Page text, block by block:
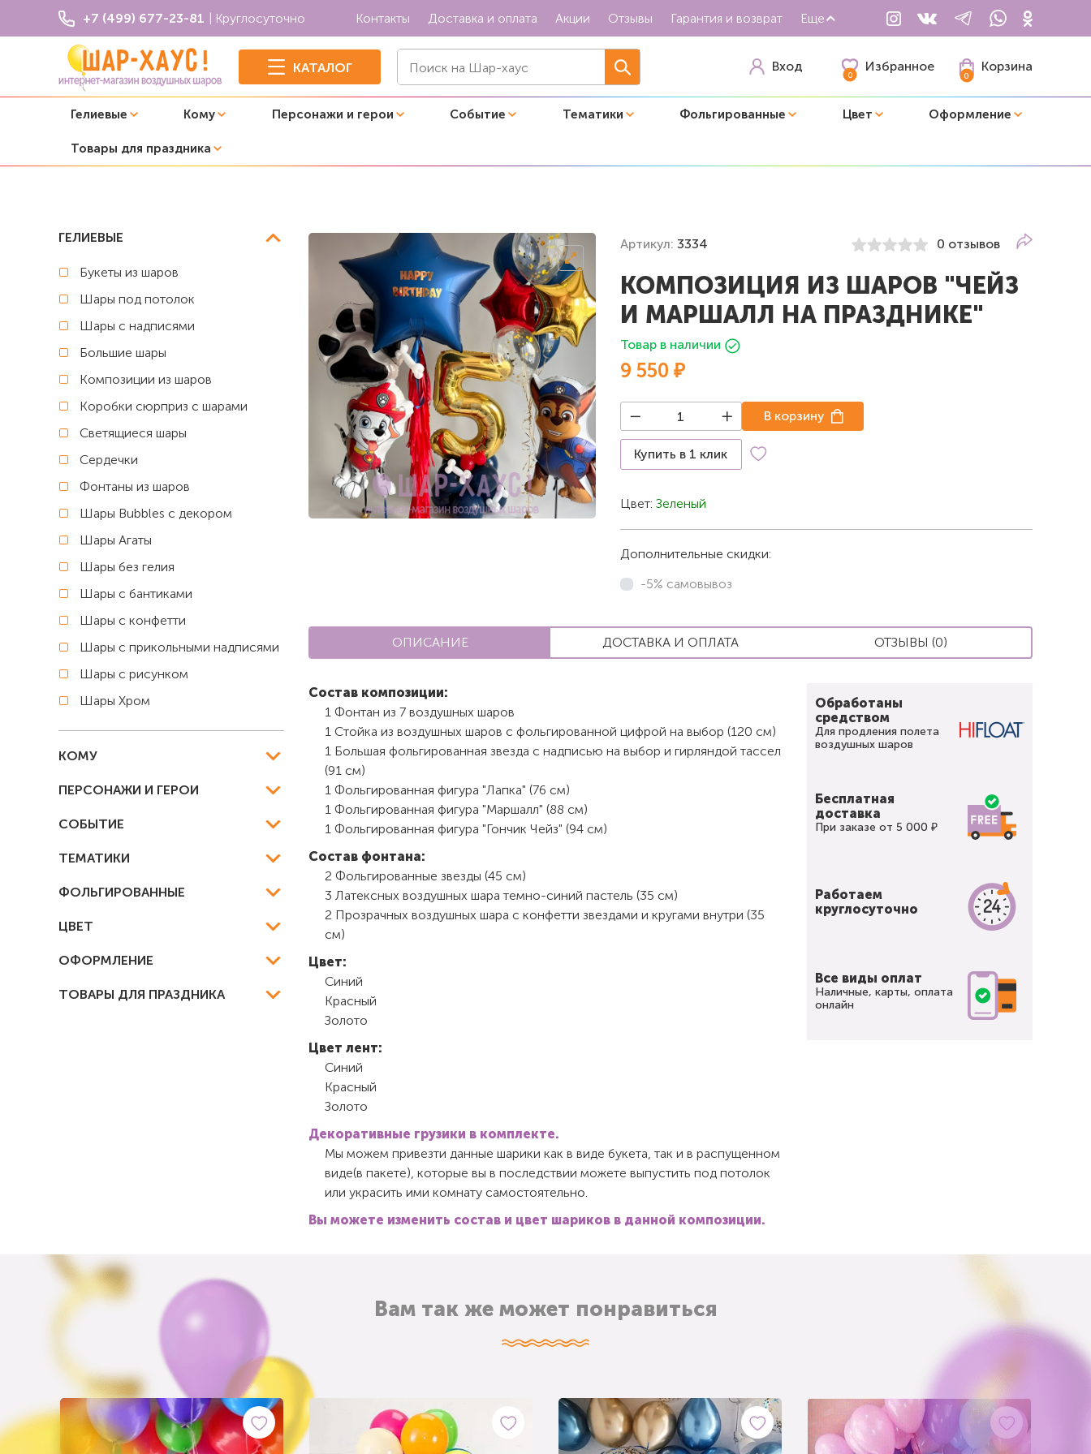
+7 (499) 677-23-81 | Круглосуточно Контакты Доставка и оплата Акции Отзывы Гарантия и возврат Еще
КАТАЛОГ Вход
0
Избранное
0
Корзина
Гелиевые Кому Персонажи и герои Событие Тематики Фольгированные Цвет Оформление
Товары для праздника
Щенячий патруль
ГЕЛИЕВЫЕ
Букеты из шаров
Шары под потолок
Шары с надписями
Большие шары
Композиции из шаров
Коробки сюрприз с шарами
Светящиеся шары
Сердечки
Фонтаны из шаров
Шары Bubbles с декором
Шары Агаты
Шары без гелия
Шары с бантиками
Шары с конфетти
Шары с прикольными надписями
Шары с рисунком
Шары Хром
КОМУ
ПЕРСОНАЖИ И ГЕРОИ
СОБЫТИЕ
ТЕМАТИКИ
ФОЛЬГИРОВАННЫЕ
ЦВЕТ
ОФОРМЛЕНИЕ
ТОВАРЫ ДЛЯ ПРАЗДНИКА
Артикул: 3334 0 отзывов
КОМПОЗИЦИЯ ИЗ ШАРОВ "ЧЕЙЗ
И МАРШАЛЛ НА ПРАЗДНИКЕ"
Товар в наличии
9 550 ₽
Купить в 1 клик
В корзину
Цвет: Зеленый
Дополнительные скидки:
-5% самовывоз
ОПИСАНИЕ ДОСТАВКА И ОПЛАТА ОТЗЫВЫ (0)
Состав композиции:
1 Фонтан из 7 воздушных шаров
1 Стойка из воздушных шаров с фольгированной цифрой на выбор (120 см)
1 Большая фольгированная звезда с надписью на выбор и гирляндой тассел
(91 см)
1 Фольгированная фигура "Лапка" (76 см)
1 Фольгированная фигура "Маршалл" (88 см)
1 Фольгированная фигура "Гончик Чейз" (94 см)
Состав фонтана:
2 Фольгированные звезды (45 см)
3 Латексных воздушных шара темно-синий пастель (35 см)
2 Прозрачных воздушных шара с конфетти звездами и кругами внутри (35
см)
Цвет:
Синий
Красный
Золото
Цвет лент:
Синий
Красный
Золото
Декоративные грузики в комплекте.
Мы можем привезти данные шарики как в виде букета, так и в распущенном
виде(в пакете), которые вы в последствии можете выпустить под потолок
или украсить ими комнату самостоятельно.
Вы можете изменить состав и цвет шариков в данной композиции.
Обработаны
средством
Для продления полета
воздушных шаров
Бесплатная
доставка
При заказе от 5 000 ₽
Работаем
круглосуточно
Все виды оплат
Наличные, карты, оплата
онлайн
Вам так же может понравиться